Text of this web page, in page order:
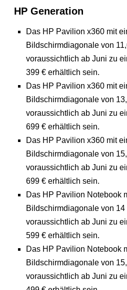
HP Generation
Das HP Pavilion x360 mit
Bildschirmdiagonale von
voraussichtlich ab Juni zu
399 € erhältlich sein.
Das HP Pavilion x360 mit
Bildschirmdiagonale von
voraussichtlich ab Juni zu
699 € erhältlich sein.
Das HP Pavilion x360 mit
Bildschirmdiagonale von
voraussichtlich ab Juni zu
699 € erhältlich sein.
Das HP Pavilion Notebook
Bildschirmdiagonale von 14
voraussichtlich ab Juni zu
599 € erhältlich sein.
Das HP Pavilion Notebook
Bildschirmdiagonale von
voraussichtlich ab Juni zu